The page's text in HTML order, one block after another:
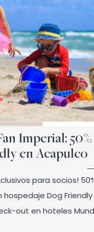
Imperial:
en Acapulco
para socios!
Dog Friendly
out en hoteles